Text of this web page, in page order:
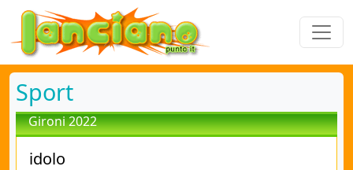
Sport
Gironi 2022
idolo